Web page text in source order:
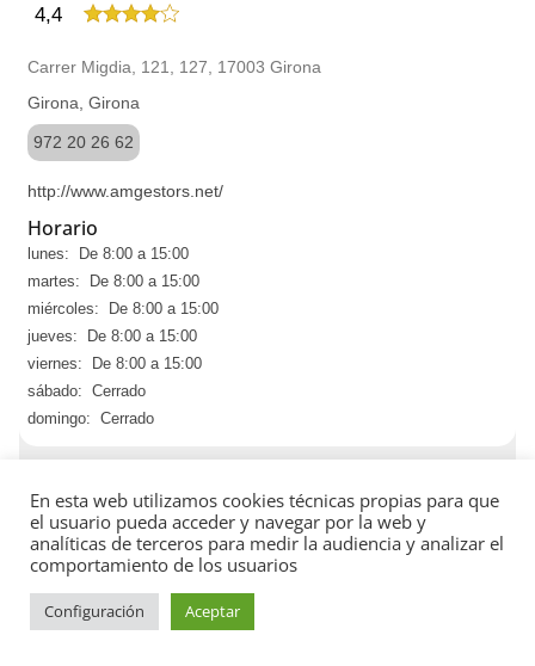
4,4
Carrer Migdia, 121, 127, 17003 Girona
Girona, Girona
972 20 26 62
http://www.amgestors.net/
Horario
lunes: De 8:00 a 15:00
martes: De 8:00 a 15:00
miércoles: De 8:00 a 15:00
jueves: De 8:00 a 15:00
viernes: De 8:00 a 15:00
sábado: Cerrado
domingo: Cerrado
En esta web utilizamos cookies técnicas propias para que
el usuario pueda acceder y navegar por la web y
analíticas de terceros para medir la audiencia y analizar el
comportamiento de los usuarios
Configuración Aceptar